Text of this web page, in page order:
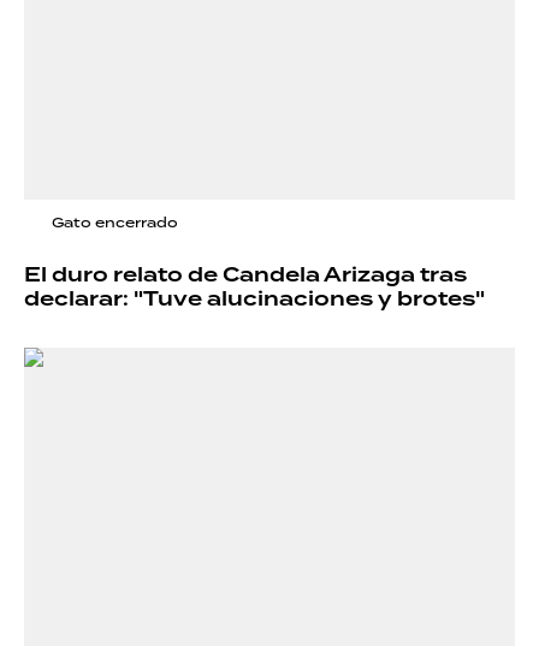
Gato encerrado
El duro relato de Candela Arizaga tras
declarar: "Tuve alucinaciones y brotes"